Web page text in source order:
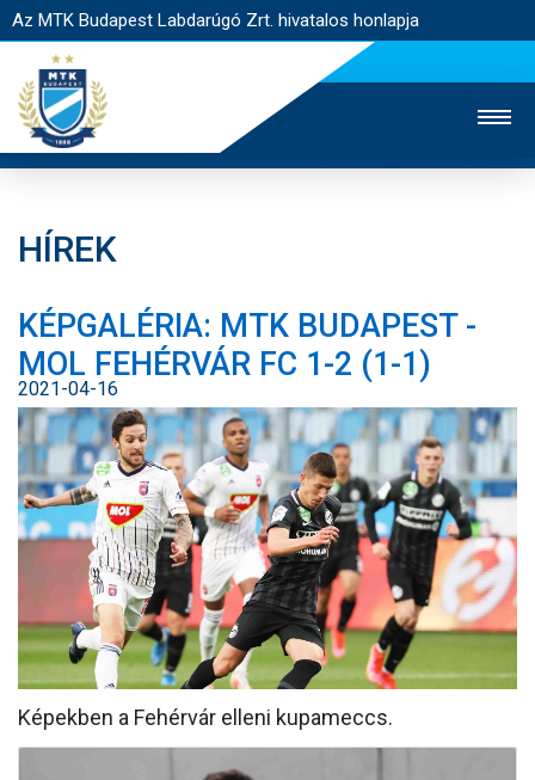
Az MTK Budapest Labdarúgó Zrt. hivatalos honlapja
JEGYÉRTÉKESÍTÉS
WEBSHOP
STADION
EGYESÜLET
KAPCSOLAT
NYITÓLAP
HÍREK
CSAPATOK
MÉRKŐZÉSEK
KLUB
GALÉRIA
SZURKOLÓI ÉLMÉNYEK
HÍREK
KÉPGALÉRIA: MTK BUDAPEST -
MOL FEHÉRVÁR FC 1-2 (1-1)
2021-04-16
Képekben a Fehérvár elleni kupameccs.